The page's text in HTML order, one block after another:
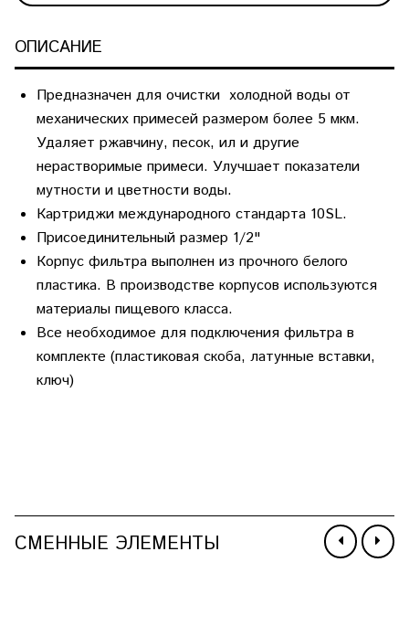
ОПИСАНИЕ
Предназначен для очистки холодной воды от
механических примесей размером более 5 мкм.
Удаляет ржавчину, песок, ил и другие
нерастворимые примеси. Улучшает показатели
мутности и цветности воды.
Картриджи международного стандарта 10SL.
Присоединительный размер 1/2"
Корпус фильтра выполнен из прочного белого
пластика. В производстве корпусов используются
материалы пищевого класса.
Все необходимое для подключения фильтра в
комплекте (пластиковая скоба, латунные вставки,
ключ)
СМЕННЫЕ ЭЛЕМЕНТЫ